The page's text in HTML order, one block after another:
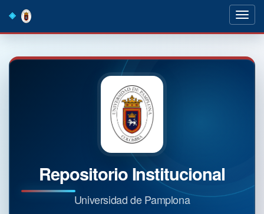
navigation
Repositorio Institucional
Universidad de Pamplona